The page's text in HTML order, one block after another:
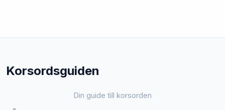
Korsordsguiden
Din guide till korsorden